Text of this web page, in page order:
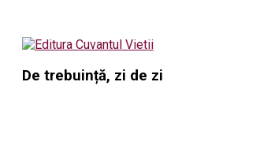
De trebuință, zi de zi